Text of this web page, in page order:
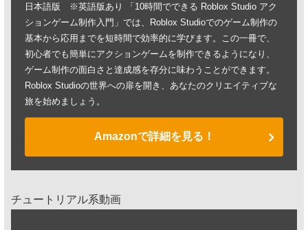
日本語版 ※英語版あり 「10時間でできる Roblox Studio アク
ションゲーム制作入門」では、Roblox Studioでのゲーム制作の
基本から応用までを短時間で効率的に学びます。この一冊で、
初心者でも簡単にアクションゲームを制作できるようになり、
ゲーム制作の面白さと達成感を存分に味わうことができます。
Roblox Studioの世界への扉を開き、あなたのクリエイティブな
旅を始めましょう。
Amazonで詳細を見る！
チュートリアル系動画